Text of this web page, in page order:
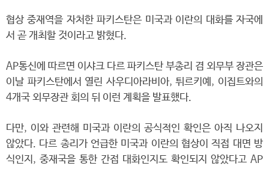
협상 중재역을 자처한 파키스탄은 미국과 이란의 대화를 자국에
서 곧 개최할 것이라고 밝혔다.
AP통신에 따르면 이샤크 다르 파키스탄 부총리 겸 외무부 장관은
이날 파키스탄에서 열린 사우디아라비아, 튀르키예, 이집트와의
4개국 외무장관 회의 뒤 이런 계획을 발표했다.
다만, 이와 관련해 미국과 이란의 공식적인 확인은 아직 나오지
않았다. 다르 총리가 언급한 미국과 이란의 협상이 직접 대면 방
식인지, 중재국을 통한 간접 대화인지도 확인되지 않았다고 AP